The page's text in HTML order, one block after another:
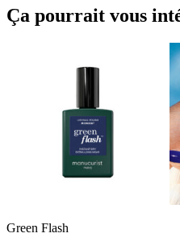
Ça pourrait vous
Green Flash